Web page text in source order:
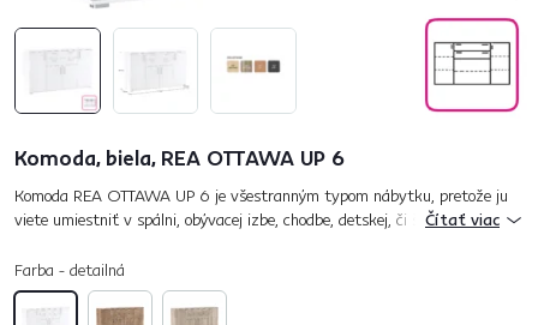
Komoda, biela, REA OTTAWA UP 6
Komoda REA OTTAWA UP 6 je všestranným typom nábytku, pretože ju
viete umiestniť v spálni, obývacej izbe, chodbe, detskej, či študentskej
Čítať viac
Farba - detailná